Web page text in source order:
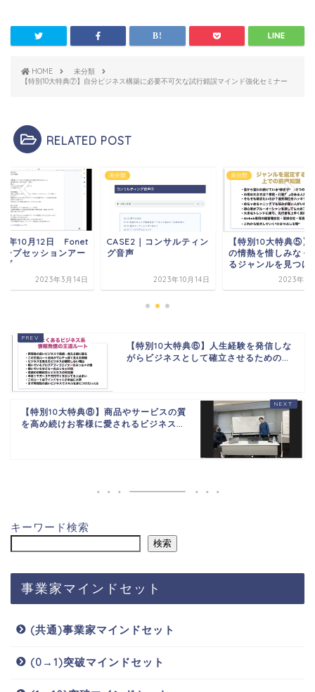
HOME
未分類
【特別10大特典⑦】自分ビジネス構築に必要不可欠な試行錯誤マインド強化セミナー
RELATED POST
年10月12日 Fonet
ープセッションアー
ブ
2023年3月14日
未分類
CASE2｜コンサルティン
グ音声
2023年10月14日
未分類
【特別10大特典⑤】
の情熱を惜しみなく
るジャンルを見つけ
2023年3
【特別10大特典⑥】人生経験を発信しな
がらビジネスとして確立させるための...
【特別10大特典⑧】商品やサービスの質
を高め続けお客様に愛されるビジネス...
キーワード検索
検索
事業家マインドセット
(共通)事業家マインドセット
(0→1)突破マインドセット